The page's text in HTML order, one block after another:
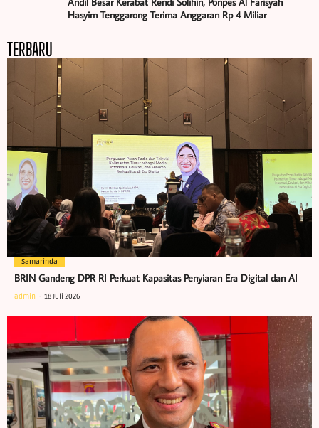
Hasyim Tenggarong Terima Anggaran Rp 4 Miliar
TERBARU
Samarinda
BRIN Gandeng DPR RI Perkuat Kapasitas Penyiaran Era Digital dan AI
admin 18 Juli 2026